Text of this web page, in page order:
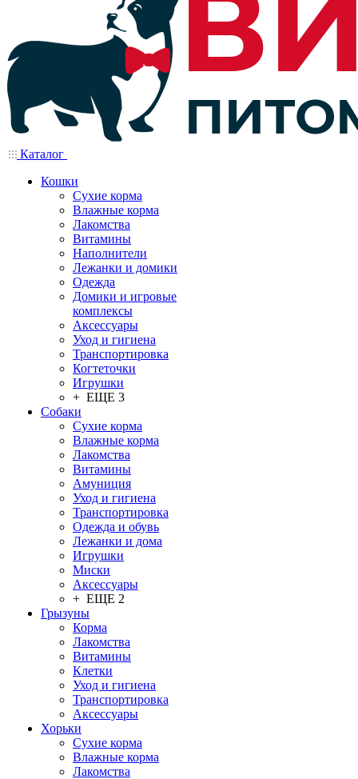
Каталог
Кошки
Сухие корма
Влажные корма
Лакомства
Витамины
Наполнители
Лежанки и домики
Одежда
Домики и игровые
комплексы
Аксессуары
Уход и гигиена
Транспортировка
Когтеточки
Игрушки
+ ЕЩЕ 3
Собаки
Сухие корма
Влажные корма
Лакомства
Витамины
Амуниция
Уход и гигиена
Транспортировка
Одежда и обувь
Лежанки и дома
Игрушки
Миски
Аксессуары
+ ЕЩЕ 2
Грызуны
Корма
Лакомства
Витамины
Клетки
Уход и гигиена
Транспортировка
Аксессуары
Хорьки
Сухие корма
Влажные корма
Лакомства